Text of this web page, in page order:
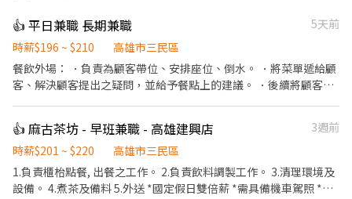
👍 平日兼職 長期兼職
5天前
時薪$196 ~ $210
高雄市三民區
餐飲外場： ．負責為顧客帶位、安排座位、倒水。 ．將菜單遞給顧
客、解決顧客提出之疑問，並給予餐點上的建議。 ．後續將顧客點
負責結帳、收銀等工作。 餐飲內場： ．擔任廚師的助手，處理烹飪
前與烹飪中之準備工作與其他餐廳相關事務。 ．負責洗、剝、削、
切各種食材。 ．負責清理工作環境、設備和餐具。 ．準備不同餐點
所需要的食材。 ．協助測量食材的容量與重量。 ．負責擺盤、打包
👍 麻古茶坊 - 早班兼職 - 高雄建興店
3週前
時薪$201 ~ $220
高雄市三民區
1.負責櫃枱點餐, 出餐之工作。 2.負責飲料調製工作。 3.清理環境及
設備。 4.煮茶及備料 5.外送 *國定假日雙倍薪 *需具備機車駕照 *平